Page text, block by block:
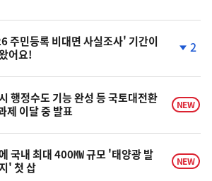
상
주민등록 비대면 사실조사' 기간이
어요!
하
락
2
행정수도 기능 완성 등 국토대전환
제 이달 중 발표
NEW
국내 최대 400㎿ 규모 '태양광 발
' 첫 삽
NEW